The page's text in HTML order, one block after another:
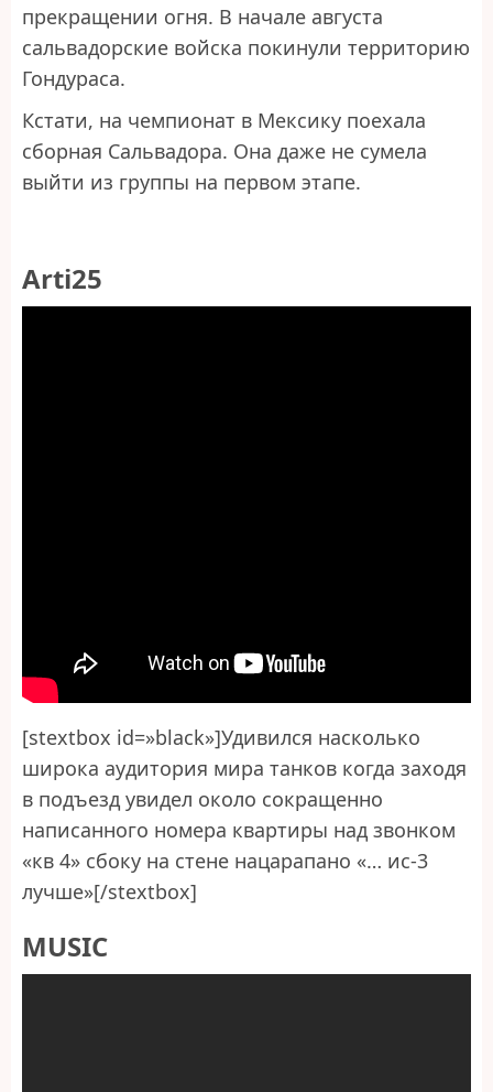
прекращении огня. В начале августа
сальвадорские войска покинули территорию
Гондураса.
Кстати, на чемпионат в Мексику поехала
сборная Сальвадора. Она даже не сумела
выйти из группы на первом этапе.
Arti25
[stextbox id=»black»]Удивился насколько
широка аудитория мира танков когда заходя
в подъезд увидел около сокращенно
написанного номера квартиры над звонком
«кв 4» сбоку на стене нацарапано «… ис-3
лучше»[/stextbox]
MUSIC